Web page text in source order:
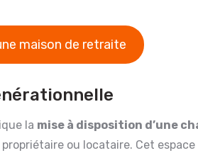
maison de retraite
la mise à disposition d’une
ou locataire. Cet